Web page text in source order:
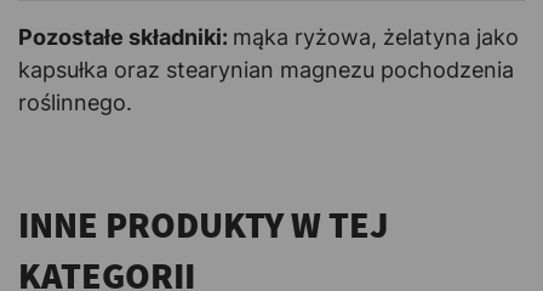
Pozostałe składniki: mąka ryżowa, żelatyna jako
kapsułka oraz stearynian magnezu pochodzenia
roślinnego.
INNE PRODUKTY W TEJ
KATEGORII